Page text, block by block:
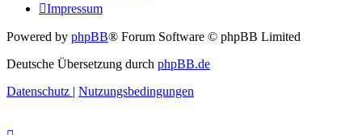
Impressum
Powered by phpBB® Forum Software © phpBB Limited
Deutsche Übersetzung durch phpBB.de
Datenschutz | Nutzungsbedingungen